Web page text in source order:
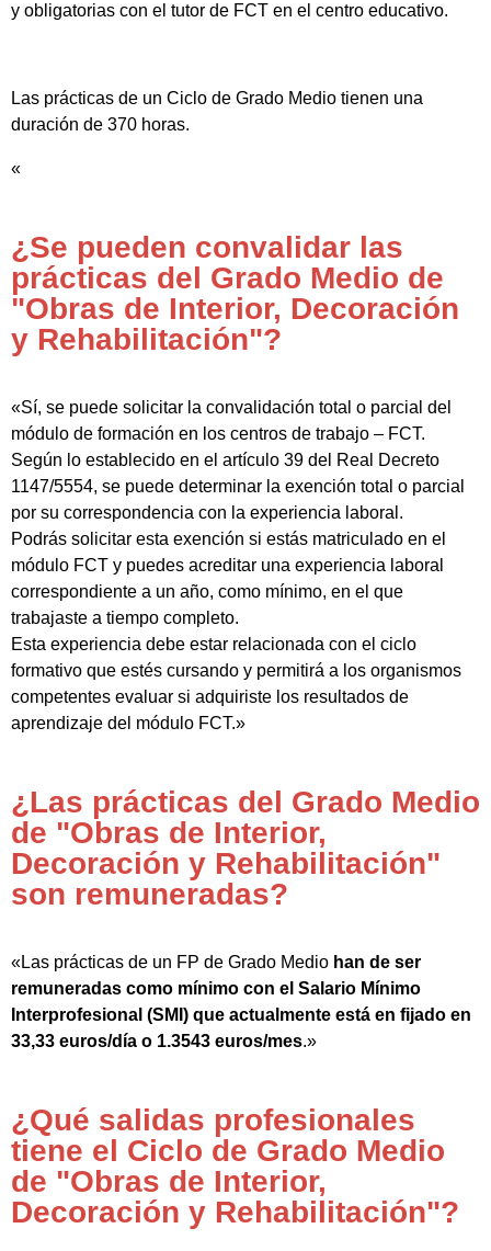
y obligatorias con el tutor de FCT en el centro educativo.
Las prácticas de un Ciclo de Grado Medio tienen una
duración de 370 horas.
«
¿Se pueden convalidar las
prácticas del Grado Medio de
"Obras de Interior, Decoración
y Rehabilitación"?
«Sí, se puede solicitar la convalidación total o parcial del
módulo de formación en los centros de trabajo – FCT.
Según lo establecido en el artículo 39 del Real Decreto
1147/5554, se puede determinar la exención total o parcial
por su correspondencia con la experiencia laboral.
Podrás solicitar esta exención si estás matriculado en el
módulo FCT y puedes acreditar una experiencia laboral
correspondiente a un año, como mínimo, en el que
trabajaste a tiempo completo.
Esta experiencia debe estar relacionada con el ciclo
formativo que estés cursando y permitirá a los organismos
competentes evaluar si adquiriste los resultados de
aprendizaje del módulo FCT.»
¿Las prácticas del Grado Medio
de "Obras de Interior,
Decoración y Rehabilitación"
son remuneradas?
«Las prácticas de un FP de Grado Medio han de ser
remuneradas como mínimo con el Salario Mínimo
Interprofesional (SMI) que actualmente está en fijado en
33,33 euros/día o 1.3543 euros/mes.»
¿Qué salidas profesionales
tiene el Ciclo de Grado Medio
de "Obras de Interior,
Decoración y Rehabilitación"?